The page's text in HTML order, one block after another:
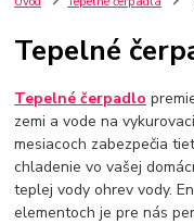
Tepelné
Tepelné čerpadlo
zemi a vode na
mesiacoch zabezpečia
chladenie vo vašej
teplej vody ohrev vody.
elementoch je pre nás